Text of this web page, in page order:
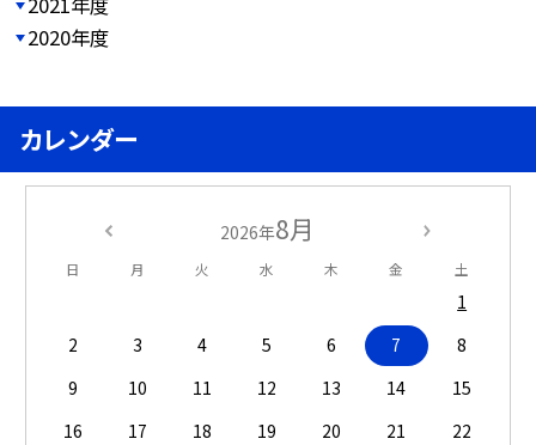
2020年度
カレンダー
2026年8月
日 月 火 水 木 金 土
1
2
3 4 5 6 7
8
9
10 11 12 13 14
15
16
17 18 19 20 21
22